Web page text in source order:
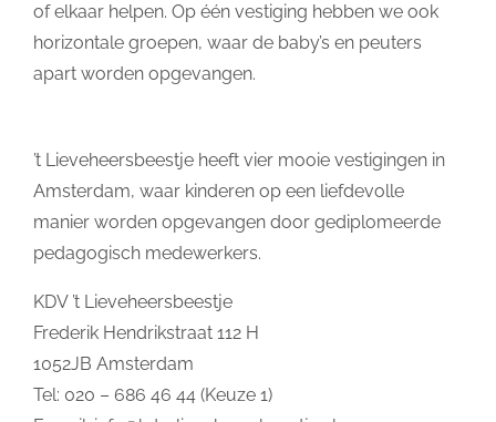
of elkaar helpen. Op één vestiging hebben we ook
horizontale groepen, waar de baby’s en peuters
apart worden opgevangen.
’t Lieveheersbeestje heeft vier mooie vestigingen in
Amsterdam, waar kinderen op een liefdevolle
manier worden opgevangen door gediplomeerde
pedagogisch medewerkers.
KDV ’t Lieveheersbeestje
Frederik Hendrikstraat 112 H
1052JB Amsterdam
Tel: 020 – 686 46 44 (Keuze 1)